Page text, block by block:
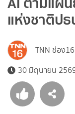
แห่งชาติป
TNN ช่อง16
30 มิถุนายน